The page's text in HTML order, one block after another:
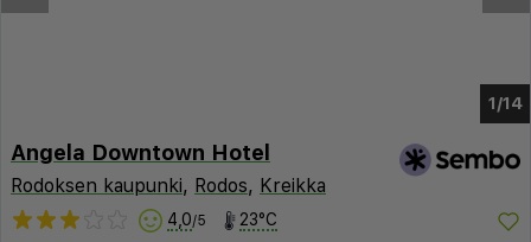
1/9
Angela Downtown Hotel
Rodoksen kaupunki, Rodos, Kreikka
4,0/5 23°C